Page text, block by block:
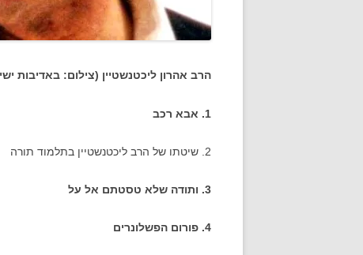
הרב אהרון ליכטנשטיין (צילום: באדיבות
1. אבא רכב
2. שיטתו של הרב ליכטנשטיין בתלמוד תורה
3. ותודה שלא טסטתם אל על
4. פורום הפשלונרים